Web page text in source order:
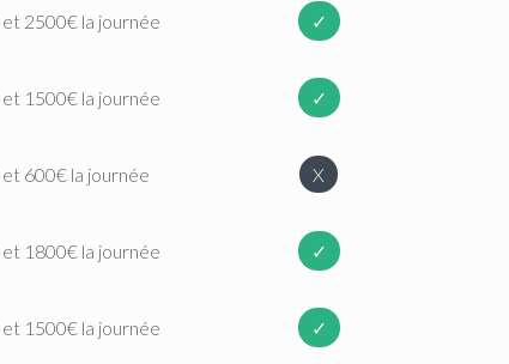
2500€ la journée ✓
1500€ la journée ✓
600€ la journée X
1800€ la journée ✓
1500€ la journée ✓